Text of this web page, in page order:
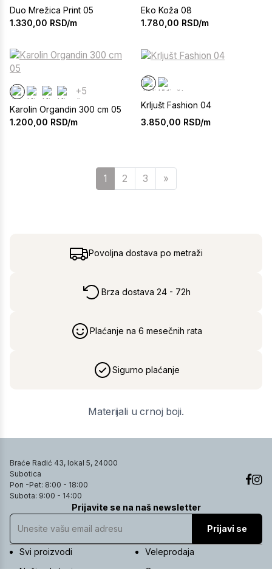
Duo Mrežica Print 05
1.330,00 RSD/m
Eko Koža 08
1.780,00 RSD/m
+5
Karolin Organdin 300 cm 05
1.200,00 RSD/m
Krljušt Fashion 04
3.850,00 RSD/m
1 2 3 »Sledeća
Povoljna dostava po metraži
Brza dostava 24 - 72h
Plaćanje na 6 mesečnih rata
Sigurno plaćanje
Materijali u crnoj boji.
Braće Radić 43, lokal 5, 24000
Subotica
Pon -Pet: 8:00 - 18:00
Subota: 9:00 - 14:00
Prijavite se na naš newsletter
Prijavi se
Svi proizvodi
Veleprodaja